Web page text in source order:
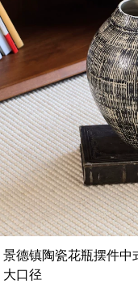
景德镇陶瓷花瓶摆件中
大口径